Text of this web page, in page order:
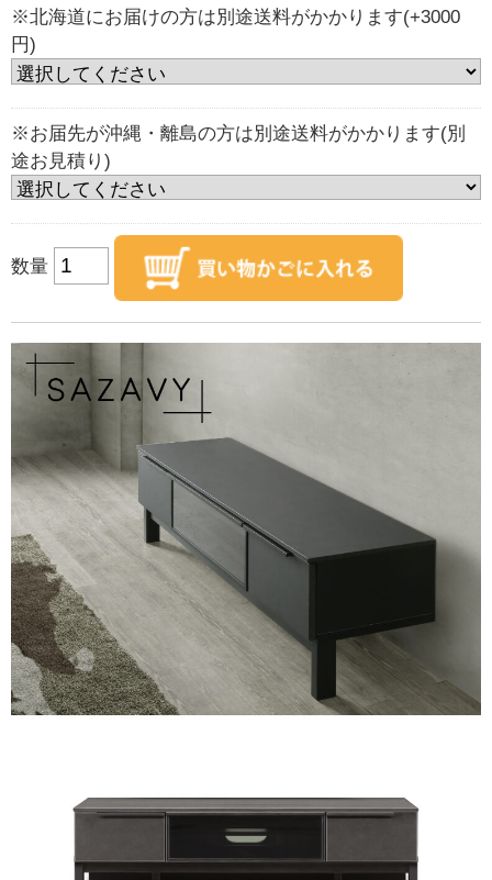
※北海道にお届けの方は別途送料がかかります(+3000
円)
※お届先が沖縄・離島の方は別途送料がかかります(別
途お見積り)
数量